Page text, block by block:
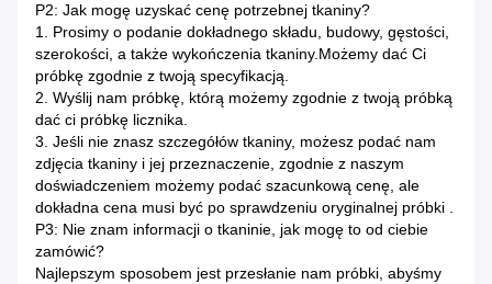
P2: Jak mogę uzyskać cenę potrzebnej tkaniny?
1. Prosimy o podanie dokładnego składu, budowy, gęstości,
szerokości, a także wykończenia tkaniny.Możemy dać Ci
próbkę zgodnie z twoją specyfikacją.
2. Wyślij nam próbkę, którą możemy zgodnie z twoją próbką
dać ci próbkę licznika.
3. Jeśli nie znasz szczegółów tkaniny, możesz podać nam
zdjęcia tkaniny i jej przeznaczenie, zgodnie z naszym
doświadczeniem możemy podać szacunkową cenę, ale
dokładna cena musi być po sprawdzeniu oryginalnej próbki .
P3: Nie znam informacji o tkaninie, jak mogę to od ciebie
zamówić?
Najlepszym sposobem jest przesłanie nam próbki, abyśmy